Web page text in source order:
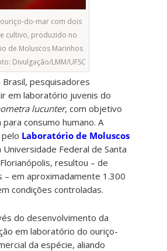
ouriço-do-mar com dois
cultivo, produzido no
de Moluscos Marinhos
Divulgação/LMM/UFSC
pesquisadores
em laboratório juvenis do
lucunter, com objetivo
consumo humano. A
Laboratório de Moluscos
Universidade Federal de Santa
resultou – de
– em aproximadamente 1.300
condições controladas.
do desenvolvimento da
em laboratório do ouriço-
da espécie, aliando